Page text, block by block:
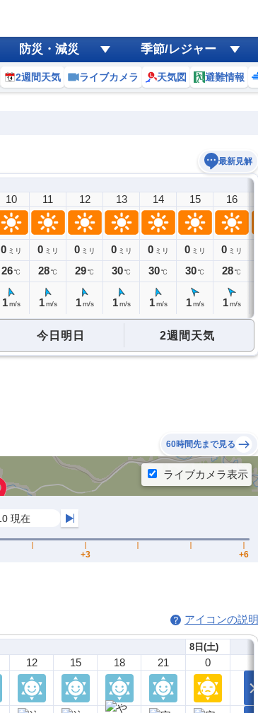
防災・減災 季節/レジャー
2週間天気 ライブカメラ 天気図 避難情報
最新見解
10
0 ミリ
26℃
1 m/s
11
0 ミリ
28℃
1 m/s
12
0 ミリ
29℃
1 m/s
13
0 ミリ
30℃
1 m/s
14
0 ミリ
30℃
1 m/s
15
0 ミリ
30℃
1 m/s
16
0 ミリ
28℃
1 m/s
今日明日 2週間天気
60時間先まで見る
アイコンの説明
12 15 18 21
8日(土)
0